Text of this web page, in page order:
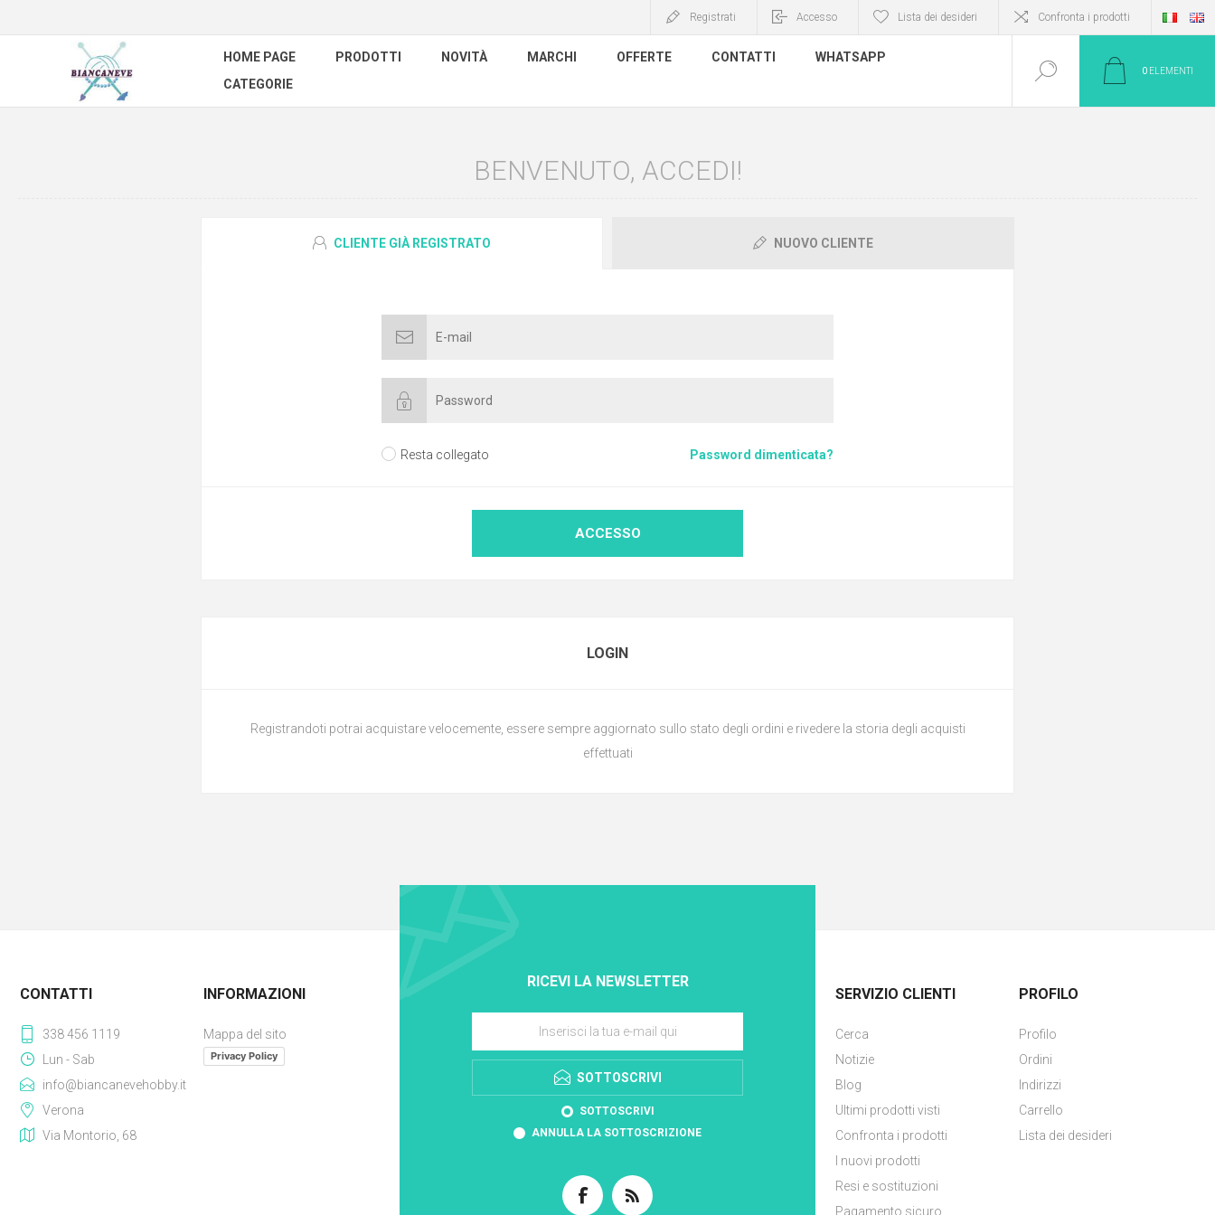
Registrati Accesso Lista dei desideri Confronta i prodotti
HOME PAGE PRODOTTI NOVITÀ MARCHI OFFERTE CONTATTI
WHATSAPP
CATEGORIE
0 ELEMENTI
BENVENUTO, ACCEDI!
CLIENTE GIÀ REGISTRATO NUOVO CLIENTE
Resta collegato Password dimenticata?
ACCESSO
LOGIN
Registrandoti potrai acquistare velocemente, essere sempre aggiornato sullo stato degli ordini e rivedere la storia degli acquisti
effettuati
RICEVI LA NEWSLETTER
SOTTOSCRIVI
SOTTOSCRIVI
ANNULLA LA SOTTOSCRIZIONE
CONTATTI
338 456 1119
Lun - Sab
info@biancanevehobby.it
Verona
Via Montorio, 68
INFORMAZIONI
Mappa del sito
Privacy Policy
SERVIZIO CLIENTI
Cerca
Notizie
Blog
Ultimi prodotti visti
Confronta i prodotti
I nuovi prodotti
Resi e sostituzioni
Pagamento sicuro
PROFILO
Profilo
Ordini
Indirizzi
Carrello
Lista dei desideri